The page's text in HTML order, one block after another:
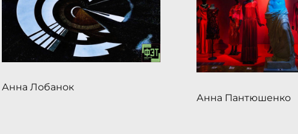
Анна Лобанок
Анна Пантюшенко